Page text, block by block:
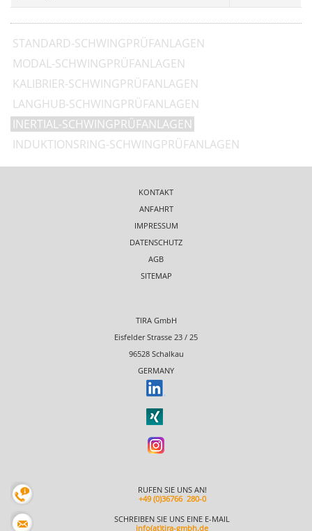
STANDARD-SCHWINGPRÜFANLAGEN
MODAL-SCHWINGPRÜFANLAGEN
KALIBRIER-SCHWINGPRÜFANLAGEN
LANGHUB-SCHWINGPRÜFANLAGEN
INERTIAL-SCHWINGPRÜFANLAGEN
INDUKTIONSRING-SCHWINGPRÜFANLAGEN
KONTAKT
ANFAHRT
IMPRESSUM
DATENSCHUTZ
AGB
SITEMAP
TIRA GmbH
Eisfelder Strasse 23 / 25
96528 Schalkau
GERMANY
RUFEN SIE UNS AN!
+49 (0)36766 280-0
SCHREIBEN SIE UNS EINE E-MAIL
info(at)tira-gmbh.de